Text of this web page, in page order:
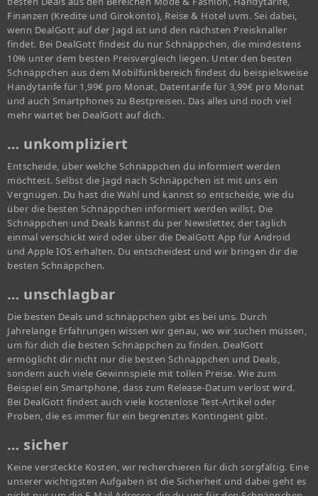
Finanzen (Kredite und Girokonto), Reise & Hotel uvm. Sei dabei,
wenn DealGott auf der Jagd ist und den nächsten Preisknaller
findet. Bei DealGott findest du nur Schnäppchen, die mindestens
10% unter dem besten Preisvergleich liegen. Unter den besten
Schnäppchen aus dem Mobilfunkbereich findest du beispielsweise
Handytarife für 1,99€ pro Monat, Datentarife für 3,99€ pro Monat
und auch Smartphones zu Bestpreisen. Das alles und noch viel
mehr wartet bei DealGott auf dich.
… unkompliziert
Entscheide, über welche Schnäppchen du informiert werden
möchtest. Selbst die Jagd nach Schnäppchen ist mit uns ein
Vergnügen. Du hast die Wahl und kannst so entscheide, wie du
über die besten Schnäppchen informiert werden willst. Die
Schnäppchen und Deals kannst du per Newsletter, der täglich
einmal verschickt wird oder über die DealGott App für Android
und Apple IOS erhalten. Du entscheidest und wir bringen dir die
besten Schnäppchen.
… unschlagbar
Die besten Deals und schnäppchen gibt es bei uns. Durch
Jahrelange Erfahrungen wissen wir genau, wo wir suchen müssen,
um für dich die besten Schnäppchen zu finden. DealGott
ermöglicht dir nicht nur die besten Schnäppchen und Deals,
sondern auch viele Gewinnspiele mit tollen Preise. Wie zum
Beispiel ein Smartphone, dass zum Release-Datum verlost wird.
Bei DealGott findest auch viele kostenlose Test-Artikel oder
Proben, die es immer für ein begrenztes Kontingent gibt.
… sicher
Keine versteckte Kosten, wir recherchieren für dich sorgfältig. Eine
unserer wichtigsten Aufgaben ist die Sicherheit und dabei geht es